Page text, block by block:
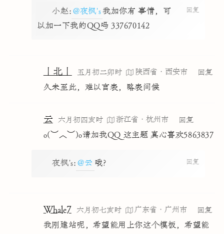
小赵: @夜枫's我加你有 事情，可
以加一下我的QQ吗 337670142
回复
丨北丨 五月初二卯时 陕西省·西安市
回复
久未至此，难以言表，略表问候
云 六月初四亥时 浙江省·杭州市
回复
o(︶︿︶)o请加我QQ 这主题 真心喜欢5863837
夜枫's: @云 哦？ 回复
Whale7 六月初七亥时 广东省·广州市
回复
我刚建站呢，希望能用上你这个模板，希望能